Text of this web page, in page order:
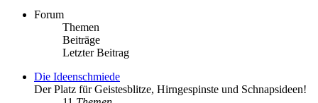
Forum
Themen
Beiträge
Letzter Beitrag
Die Ideenschmiede
Der Platz für Geistesblitze, Hirngespinste und Schnapsideen!